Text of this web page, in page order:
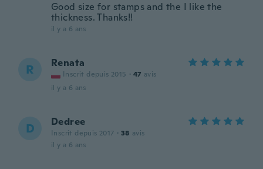
Good size for stamps and the I like the
thickness. Thanks!!
il y a 6 ans
R Renata
Inscrit depuis 2015 · 47 avis
il y a 6 ans
D Dedree
Inscrit depuis 2017 · 38 avis
il y a 6 ans